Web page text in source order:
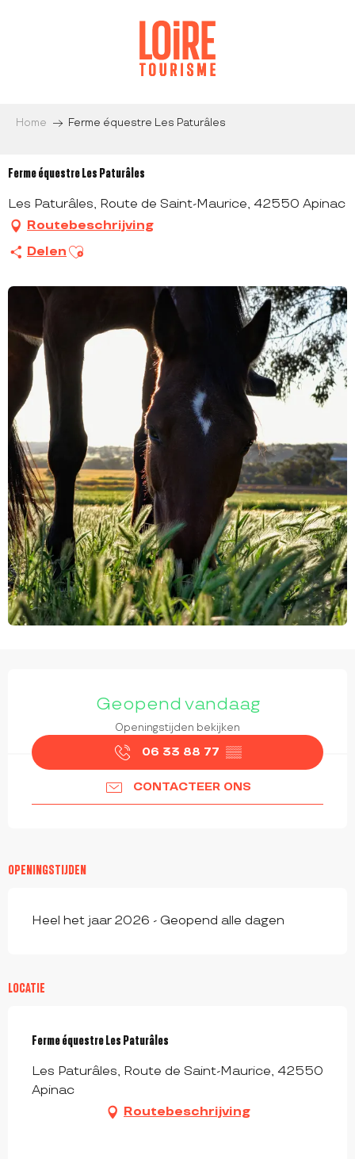
Home Ferme équestre Les Paturâles
Ferme équestre Les Paturâles
Les Paturâles, Route de Saint-Maurice, 42550 Apinac
Routebeschrijving
Delen Ajouter aux favoris
Geopend vandaag
Openingstijden bekijken
06 33 88 77 ▒▒
CONTACTEER ONS
OPENINGSTIJDEN
Heel het jaar 2026 - Geopend alle dagen
LOCATIE
Ferme équestre Les Paturâles
Les Paturâles, Route de Saint-Maurice, 42550
Apinac
Routebeschrijving